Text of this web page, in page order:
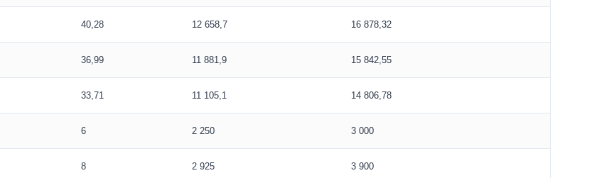
40,28 12 658,7 16 878,32
36,99 11 881,9 15 842,55
33,71 11 105,1 14 806,78
6 2 250 3 000
8 2 925 3 900